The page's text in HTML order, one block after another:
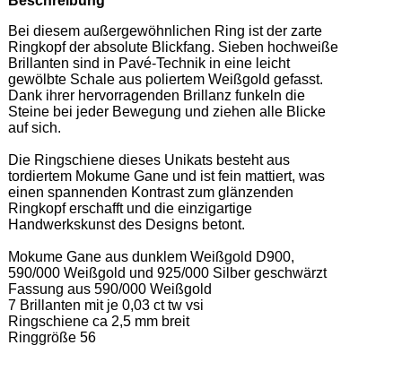
Bei diesem außergewöhnlichen Ring ist der zarte
Ringkopf der absolute Blickfang. Sieben hochweiße
Brillanten sind in Pavé-Technik in eine leicht
gewölbte Schale aus poliertem Weißgold gefasst.
Dank ihrer hervorragenden Brillanz funkeln die
Steine bei jeder Bewegung und ziehen alle Blicke
auf sich.
Die Ringschiene dieses Unikats besteht aus
tordiertem Mokume Gane und ist fein mattiert, was
einen spannenden Kontrast zum glänzenden
Ringkopf erschafft und die einzigartige
Handwerkskunst des Designs betont.
Mokume Gane aus dunklem Weißgold D900,
590/000 Weißgold und 925/000 Silber geschwärzt
Fassung aus 590/000 Weißgold
7 Brillanten mit je 0,03 ct tw vsi
Ringschiene ca 2,5 mm breit
Ringgröße 56